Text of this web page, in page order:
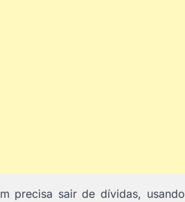
precisa sair de dívidas,